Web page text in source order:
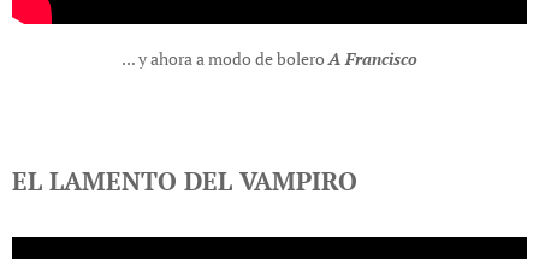
... y ahora a modo de boleroA Francisco
EL LAMENTO DEL VAMPIRO